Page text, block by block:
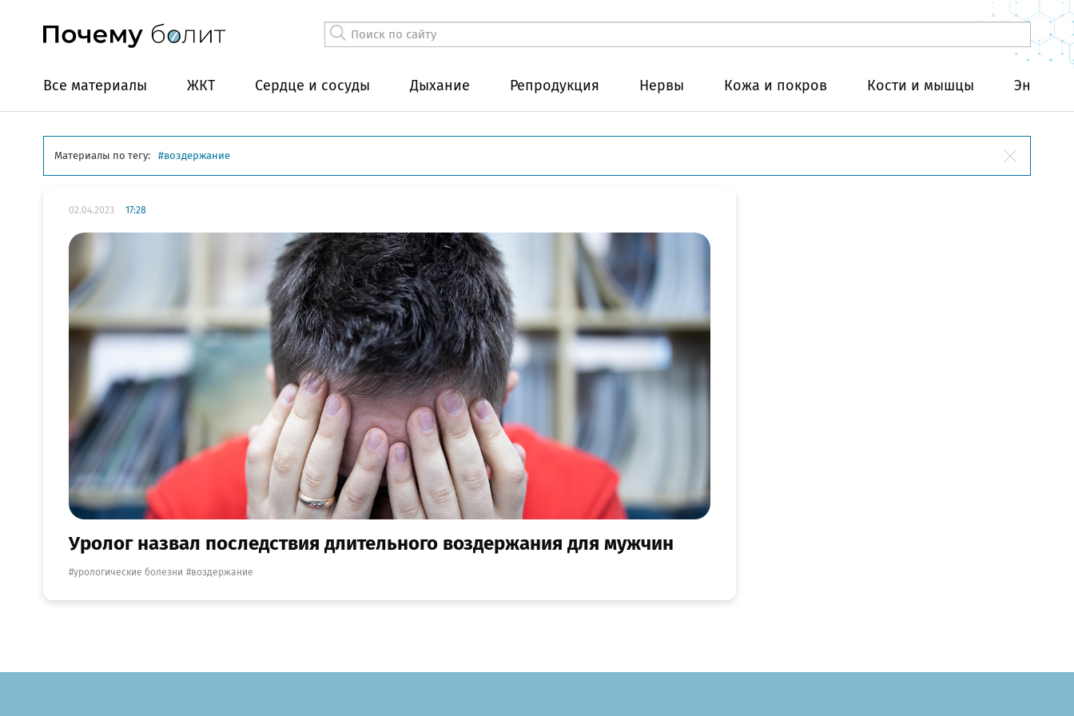
Все материалы ЖКТ Сердце и сосуды Дыхание Репродукция Нервы Кожа и покров Кости и мышцы
Материалы по тегу: воздержание
02.04.2023 17:28
Уролог назвал последствия длительного воздержания для мужчин
урологические болезни воздержание